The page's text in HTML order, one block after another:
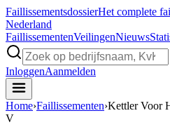
FaillissementsdossierHet complete
Nederland
FaillissementenVeilingenNieuws
InloggenAanmelden
Home›Faillissementen›Kettler Voor
V